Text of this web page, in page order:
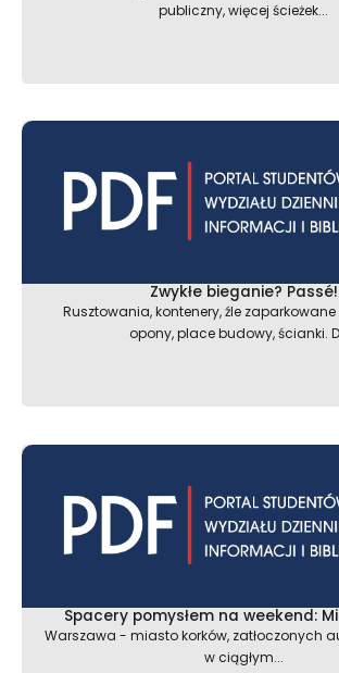
publiczny, więcej ścieżek...
Zwykłe bieganie? Passé!
Rusztowania, kontenery, źle
opony, place budowy, ścianki.
Spacery pomysłem na weekend:
Warszawa - miasto korków, zatłoczonych
w ciągłym...